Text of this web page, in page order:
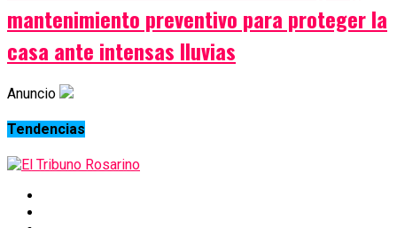
mantenimiento preventivo para proteger la
casa ante intensas lluvias
Anuncio
Tendencias